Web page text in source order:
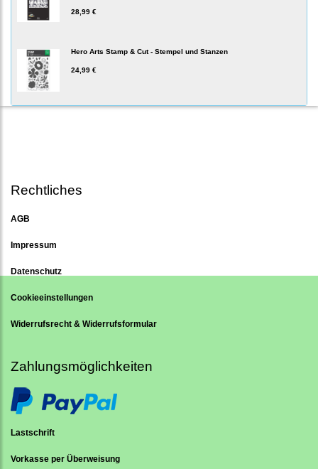
28,99 €
Hero Arts Stamp & Cut - Stempel und Stanzen
24,99 €
Rechtliches
AGB
Impressum
Datenschutz
Cookieeinstellungen
Widerrufsrecht & Widerrufsformular
Zahlungsmöglichkeiten
Lastschrift
Vorkasse per Überweisung